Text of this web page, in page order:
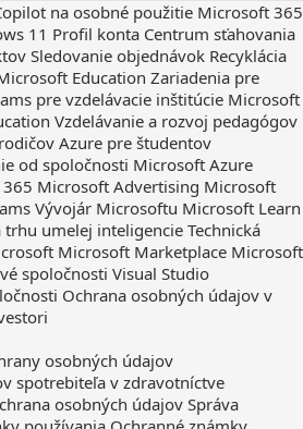
na osobné použitie Microsoft 365
11 Profil konta Centrum sťahovania
Sledovanie objednávok Recyklácia
Education Zariadenia pre
pre vzdelávacie inštitúcie Microsoft
Vzdelávanie a rozvoj pedagógov
Azure pre študentov
od spoločnosti Microsoft Azure
Microsoft Advertising Microsoft
Vývojár Microsoftu Microsoft Learn
trhu umelej inteligencie Technická
Microsoft Marketplace Microsoft
spoločnosti Visual Studio
Ochrana osobných údajov v
osobných údajov
spotrebiteľa v zdravotníctve
osobných údajov Správa